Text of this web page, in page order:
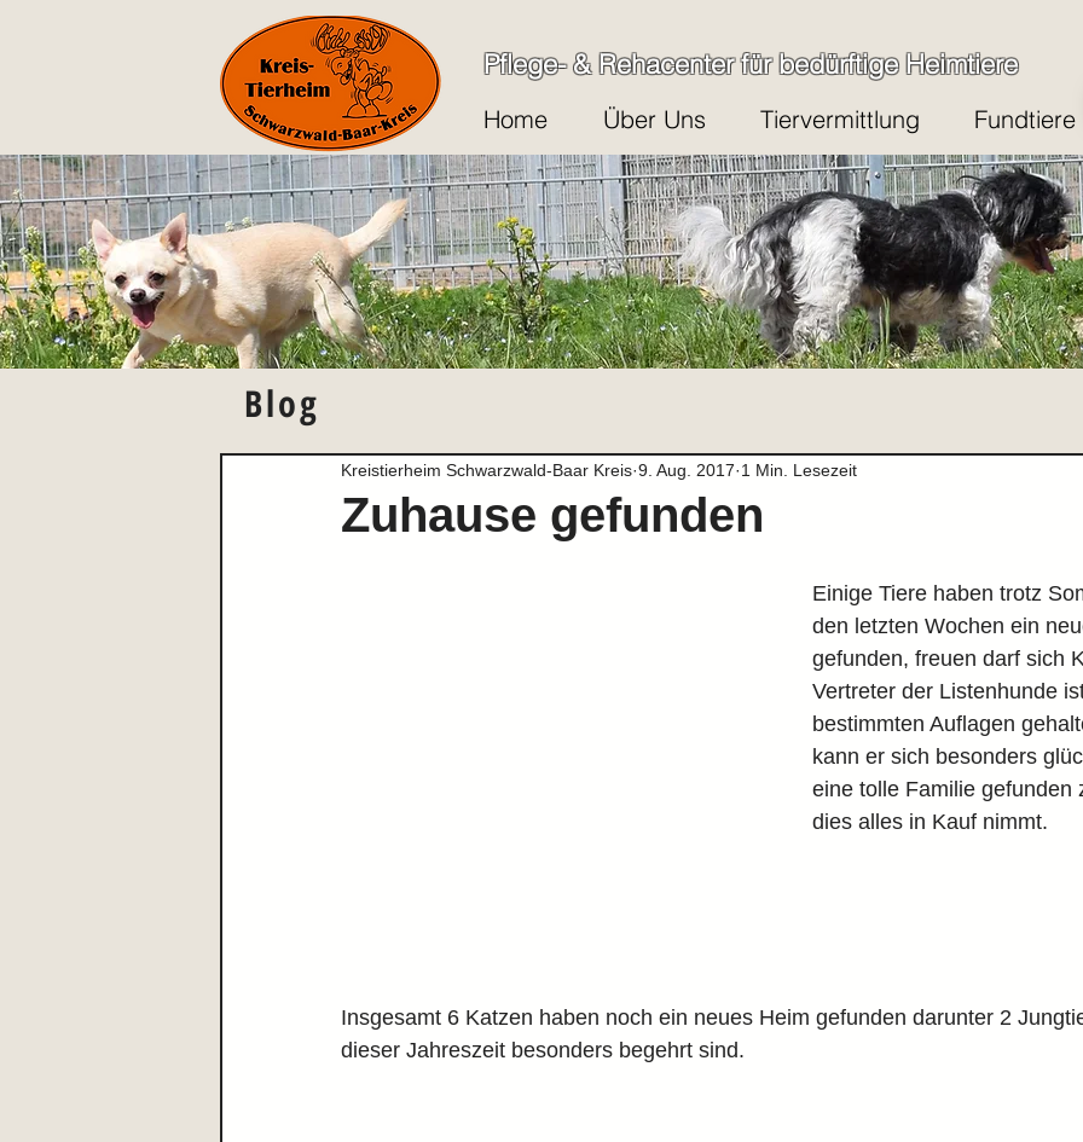
Pflege- & Rehacenter für bedürftige Heimtiere
Home Über Uns Tiervermittlung Fundtiere
Blog
Zuhause gefunden
Kreistierheim Schwarzwald-Baar Kreis 9. Aug. 2017 1 Min. Lesezeit
Einige Tiere haben trotz
den letzten Wochen ein
gefunden, freuen darf sich
Vertreter der Listenhunde
bestimmten Auflagen
kann er sich besonders
eine tolle Familie gefunden
dies alles in Kauf nimmt.
Insgesamt 6 Katzen haben noch ein neues Heim gefunden darunter 2
dieser Jahreszeit besonders begehrt sind.